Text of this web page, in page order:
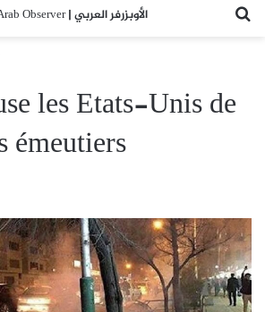
les Etats-Unis de
émeutiers